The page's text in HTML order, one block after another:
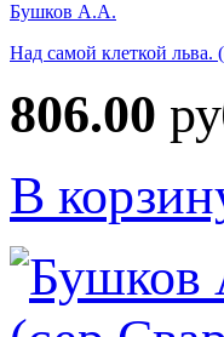
Бушков А.А.
Над самой клеткой
806.00
В